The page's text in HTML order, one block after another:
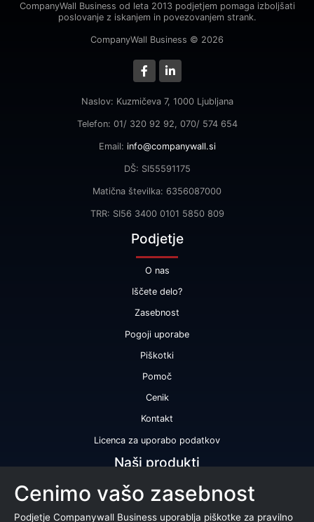
CompanyWall Business od leta 2013 podjetjem pomaga izboljšati
poslovanje z iskanjem in povezovanjem strank.
CompanyWall Business © 2026
Naslov: Kuzmičeva 7, 1000 Ljubljana
Telefon: 01/ 320 92 92, 070/ 574 654
Email: info@companywall.si
DŠ: SI55591175
Matična številka: 6356087000
TRR: SI56 3400 0101 5850 809
Podjetje
O nas
Iščete delo?
Zasebnost
Pogoji uporabe
Piškotki
Pomoč
Cenik
Kontakt
Licenca za uporabo podatkov
Naši produkti
Bonitetna ocena
Bonitetno poročilo
Cenimo vašo zasebnost
Podjetje Companywall Business uporablja piškotke za pravilno